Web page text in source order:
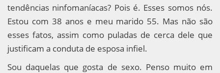
tendências ninfomaníacas? Pois é. Esses somos nós.
Estou com 38 anos e meu marido 55. Mas não são
esses fatos, assim como puladas de cerca dele que
justificam a conduta de esposa infiel.
Sou daquelas que gosta de sexo. Penso muito em